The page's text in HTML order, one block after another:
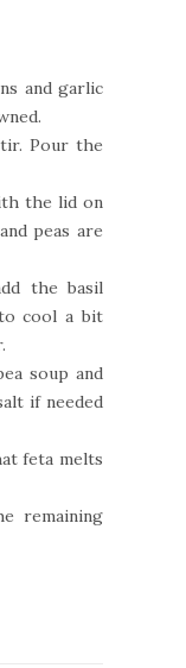
and garlic
Pour the
the lid on
peas are
the basil
cool a bit
soup and
if needed
feta melts
remaining